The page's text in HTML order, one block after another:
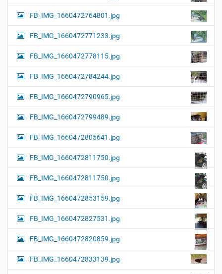
FB_IMG_1660472764801.jpg
FB_IMG_1660472771233.jpg
FB_IMG_1660472778115.jpg
FB_IMG_1660472784244.jpg
FB_IMG_1660472790965.jpg
FB_IMG_1660472799489.jpg
FB_IMG_1660472805641.jpg
FB_IMG_1660472811750.jpg
FB_IMG_1660472811750.jpg
FB_IMG_1660472853159.jpg
FB_IMG_1660472827531.jpg
FB_IMG_1660472820859.jpg
FB_IMG_1660472833139.jpg